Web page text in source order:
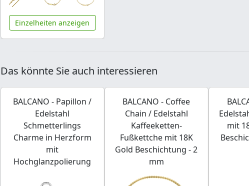
Einzelheiten anzeigen
Das könnte Sie auch interessieren
BALCANO - Papillon /
Edelstahl
Schmetterlings
Charme in Herzform
mit
Hochglanzpolierung
BALCANO - Coffee
Chain / Edelstahl
Kaffeeketten-
Fußkettche mit 18K
Gold Beschichtung - 2
mm
mit